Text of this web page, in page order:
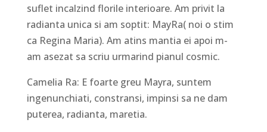
suflet incalzind florile interioare. Am privit la
radianta unica si am soptit: MayRa( noi o stim
ca Regina Maria). Am atins mantia ei apoi m-
am asezat sa scriu urmarind pianul cosmic.
Camelia Ra: E foarte greu Mayra, suntem
ingenunchiati, constransi, impinsi sa ne dam
puterea, radianta, maretia.